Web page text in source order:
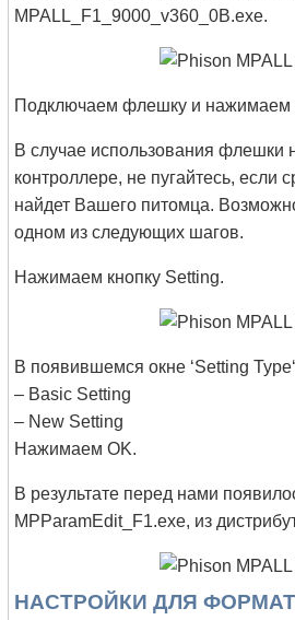
MPALL_F1_9000_v360_0B.exe.
Подключаем флешку и нажимаем
В случае использования флешки
контроллере, не пугайтесь, если
найдет Вашего питомца.
одном из следующих шагов.
Нажимаем кнопку Setting.
В появившемся окне ‘Setting
– Basic Setting
– New Setting
Нажимаем OK.
В результате перед нами
MPParamEdit_F1.exe, из
НАСТРОЙКИ ДЛЯ